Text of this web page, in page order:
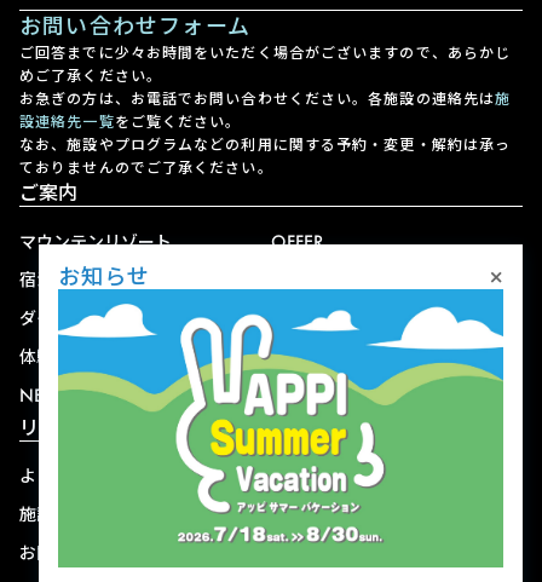
お問い合わせフォーム
ご回答までに少々お時間をいただく場合がございますので、あらかじ
めご了承ください。
お急ぎの方は、お電話でお問い合わせください。各施設の連絡先は施
設連絡先一覧をご覧ください。
なお、施設やプログラムなどの利用に関する予約・変更・解約は承っ
ておりませんのでご了承ください。
ご案内
マウンテンリゾート
宿泊
ダイニング
体験
NEWS
OFFER
ショップ
リゾート情報
よくある質問
施設連絡先一覧
お問い合わせ
関連施設
資料ダウンロード
お知らせ ×